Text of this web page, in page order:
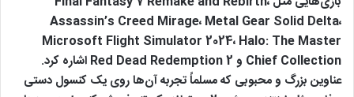
Assassin’s Creed Mirage، Metal Gear Solid Delta،
Microsoft Flight Simulator 2024، Halo: The Master
Chief Collection و Red Dead Redemption 2 اشاره کرد.
عناوین بزرگ و محبوبی که مسلماً تجربه آن‌ها روی یک کنسول دستی